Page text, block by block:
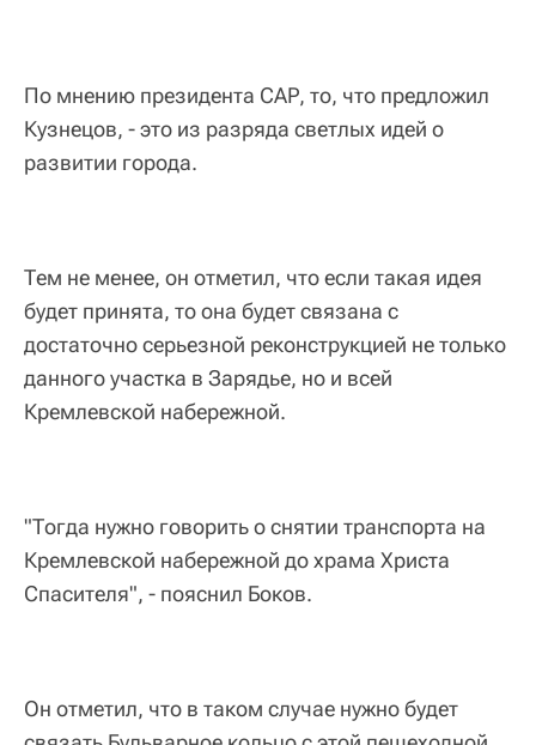
По мнению президента САР, то, что предложил
Кузнецов, - это из разряда светлых идей о
развитии города.
Тем не менее, он отметил, что если такая идея
будет принята, то она будет связана с
достаточно серьезной реконструкцией не только
данного участка в Зарядье, но и всей
Кремлевской набережной.
"Тогда нужно говорить о снятии транспорта на
Кремлевской набережной до храма Христа
Спасителя", - пояснил Боков.
Он отметил, что в таком случае нужно будет